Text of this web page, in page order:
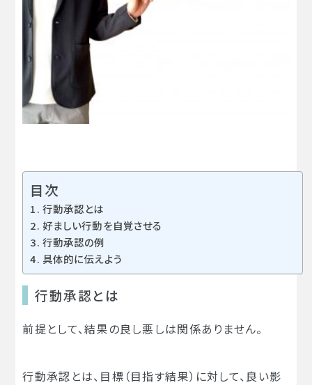
目次
行動承認とは
好ましい行動を自覚させる
行動承認の例
具体的に伝えよう
行動承認とは
前提として、結果の良し悪しは関係ありません。
行動承認とは、目標（目指す結果）に対して、良い影